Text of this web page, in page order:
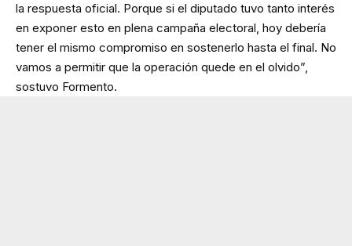
la respuesta oficial. Porque si el diputado tuvo tanto interés
en exponer esto en plena campaña electoral, hoy debería
tener el mismo compromiso en sostenerlo hasta el final. No
vamos a permitir que la operación quede en el olvido”,
sostuvo Formento.